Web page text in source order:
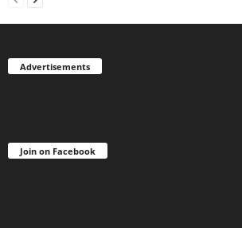
Advertisements
Join on Facebook